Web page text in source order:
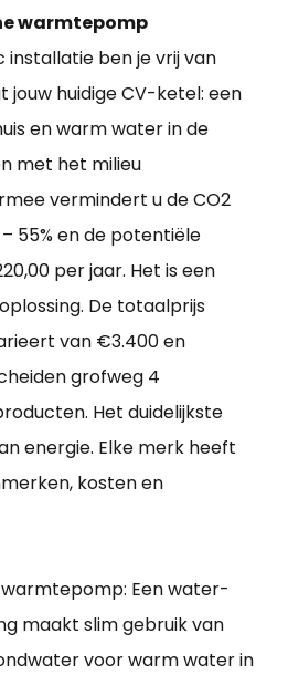
warmtepomp
ben je vrij van
jouw huidige CV-ketel: een
en warm water in de
met het milieu
vermindert u de CO2
55% en de potentiële
per jaar. Het is een
De totaalprijs
van €3.400 en
grofweg 4
Het duidelijkste
energie. Elke merk heeft
kosten en
Een water-
maakt slim gebruik van
voor warm water in